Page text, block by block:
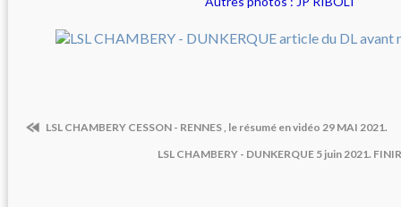
LSL CHAMBERY CESSON - RENNES , le résumé en vidéo 29 MAI 2021.
LSL CHAMBERY - DUNKERQUE 5 juin 2021.